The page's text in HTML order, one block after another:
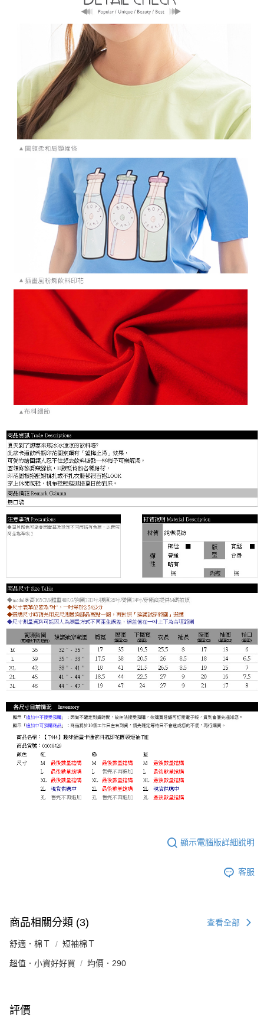
顯示電腦版詳細說明
客服
商品相關分類 (3) 查看全部
舒適．棉Ｔ 短袖棉Ｔ
超值．小資好好買 均價．290
評價